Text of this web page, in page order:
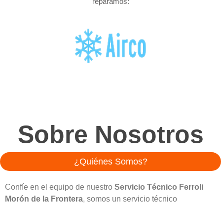
Sobre Nosotros
¿Quiénes Somos?
Confíe en el equipo de nuestro Servicio Técnico Ferroli
Morón de la Frontera, somos un servicio técnico